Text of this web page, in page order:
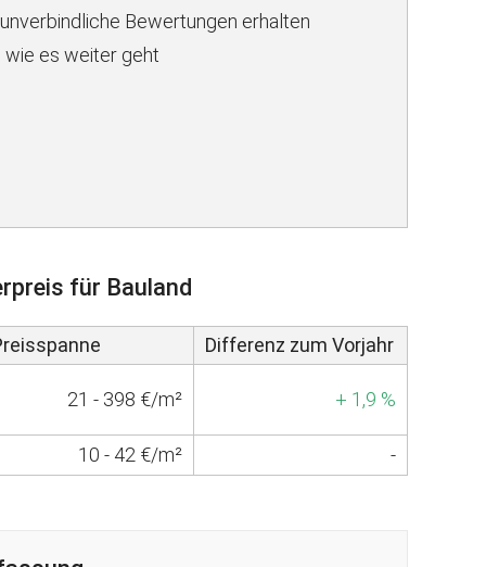
Bewertungen erhalten
wie es weiter geht
für Bauland
Differenz zum Vorjahr
21 - 398 €/m² + 1,9 %
10 - 42 €/m² -